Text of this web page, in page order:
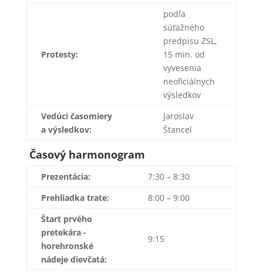
Protesty:
podľa
súťažného
predpisu ZSL,
15 min. od
vyvesenia
neoficiálnych
výsledkov
Vedúci časomiery
a výsledkov:
Jaroslav
Štancel
Časový harmonogram
Prezentácia:
7:30 – 8:30
Prehliadka trate:
8:00 – 9:00
Štart prvého
pretekára -
horehronské
nádeje dievčatá:
9:15